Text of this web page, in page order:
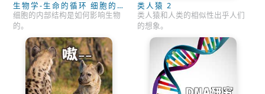
生物学-生命的循环 细胞的
秘密
细胞的内部结构是如何影响生物
的。
类人猿 2
类人猿和人类的相似性出乎人们
的想象。